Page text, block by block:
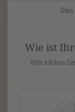
Wie ist
Bitte klicken